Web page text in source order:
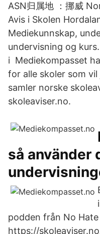
ASN归属地 ：挪威
Avis i Skolen
Mediekunnskap,
undervisning og
i Mediekompasset
for alle skoler som
samler norske
skoleaviser.no.
så använder
podden från No
https://